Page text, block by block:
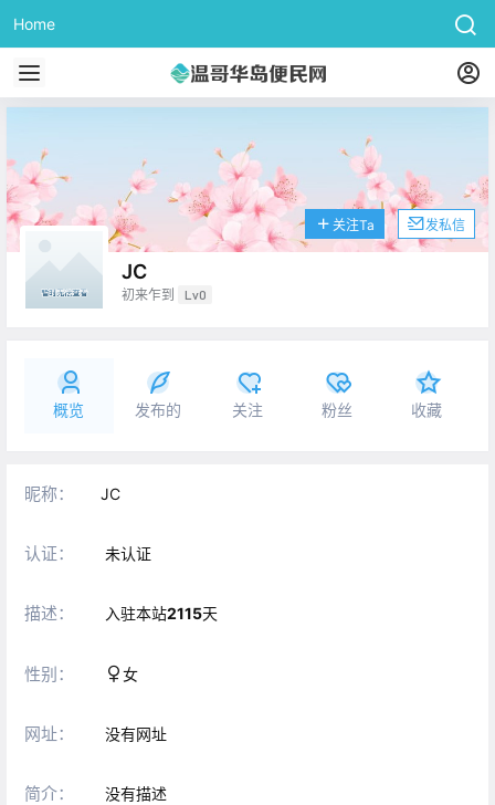
Home
JC
初来乍到 Lv0
关注Ta 发私信
概览 发布的 关注 粉丝 收藏
昵称： JC
认证： 未认证
描述： 入驻本站2115天
性别： 女
网址： 没有网址
简介： 没有描述